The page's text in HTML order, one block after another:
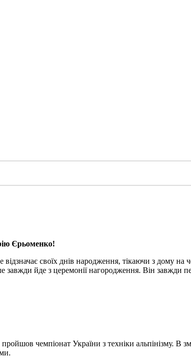
Єрьоменко!
своїх днів народження, тікаючи з дому
завжди йде з церемонії нагородження. Він завжди
чемпіонат України з техніки альпінізму. В